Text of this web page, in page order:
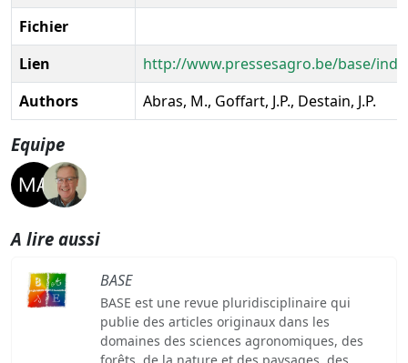
Fichier
Lien
http://www.pressesagro.be/base/
Authors
Abras, M., Goffart, J.P., Destain, J.P.
Equipe
A lire aussi
BASE
BASE est une revue pluridisciplinaire qui
publie des articles originaux dans les
domaines des sciences agronomiques, des
forêts, de la nature et des paysages, des